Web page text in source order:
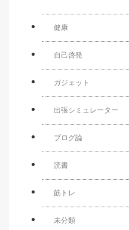
健康
自己啓発
ガジェット
出張シミュレーター
ブログ論
読書
筋トレ
未分類